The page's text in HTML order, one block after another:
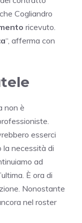
Cogliandro
ricevuto.
“, afferma con
non è
esserci
la necessità di
ad
È ora di
Nonostante
nel roster